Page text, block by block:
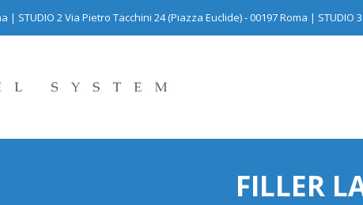
| STUDIO 2 Via Pietro Tacchini 24 (Piazza Euclide) - 00197 Roma | STUDIO
FILLER